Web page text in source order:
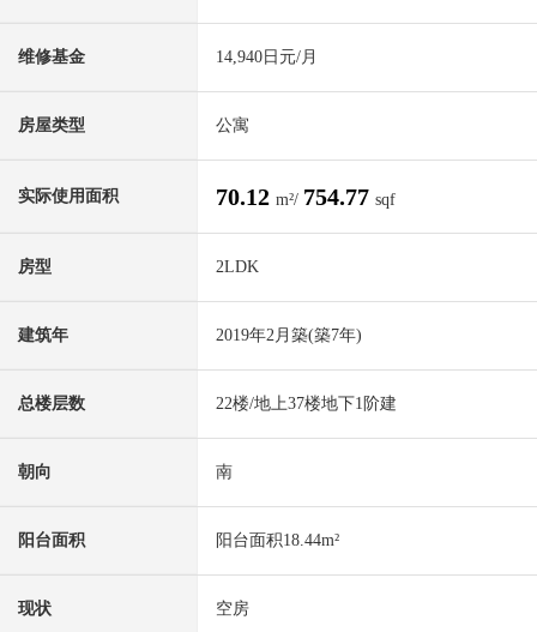
维修基金 14,940日元/月
房屋类型 公寓
实际使用面积 70.12 m²/ 754.77 sqf
房型 2LDK
建筑年 2019年2月築(築7年)
总楼层数 22楼/地上37楼地下1阶建
朝向 南
阳台面积 阳台面积18.44m²
现状 空房